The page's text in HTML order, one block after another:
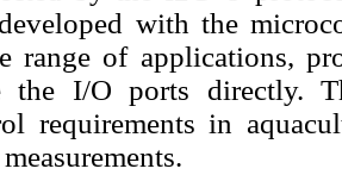
with the
range of applications,
the I/O ports directly.
requirements in